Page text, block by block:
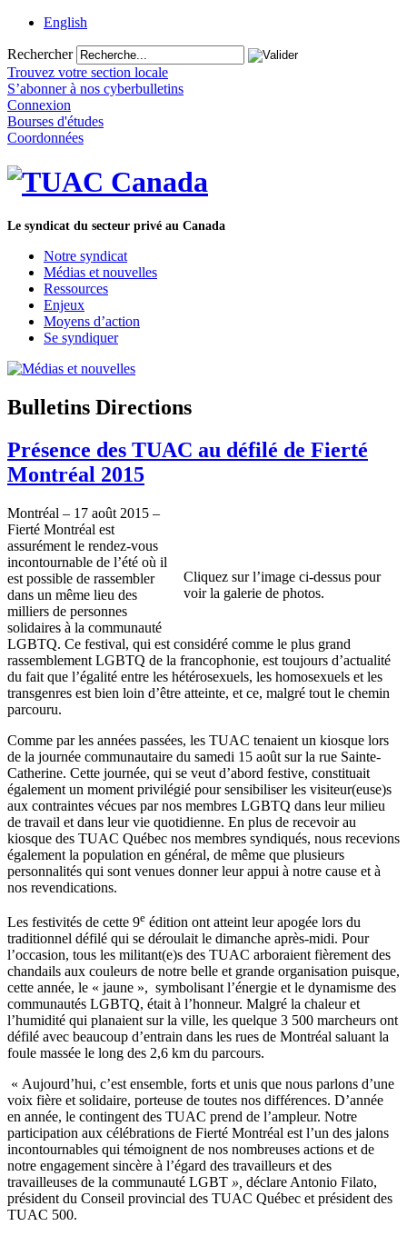
English
Rechercher
Trouvez votre section locale
S’abonner à nos cyberbulletins
Connexion
Bourses d'études
Coordonnées
Le syndicat du secteur privé au Canada
Notre syndicat
Médias et nouvelles
Ressources
Enjeux
Moyens d’action
Se syndiquer
Bulletins Directions
Présence des TUAC au défilé de Fierté
Montréal 2015
Cliquez sur l’image ci-dessus pour
voir la galerie de photos.
Montréal – 17 août 2015 –
Fierté Montréal est
assurément le rendez-vous
incontournable de l’été où il
est possible de rassembler
dans un même lieu des
milliers de personnes
solidaires à la communauté
LGBTQ. Ce festival, qui est considéré comme le plus grand
rassemblement LGBTQ de la francophonie, est toujours d’actualité
du fait que l’égalité entre les hétérosexuels, les homosexuels et les
transgenres est bien loin d’être atteinte, et ce, malgré tout le chemin
parcouru.
Comme par les années passées, les TUAC tenaient un kiosque lors
de la journée communautaire du samedi 15 août sur la rue Sainte-
Catherine. Cette journée, qui se veut d’abord festive, constituait
également un moment privilégié pour sensibiliser les visiteur(euse)s
aux contraintes vécues par nos membres LGBTQ dans leur milieu
de travail et dans leur vie quotidienne. En plus de recevoir au
kiosque des TUAC Québec nos membres syndiqués, nous recevions
également la population en général, de même que plusieurs
personnalités qui sont venues donner leur appui à notre cause et à
nos revendications.
Les festivités de cette 9e édition ont atteint leur apogée lors du
traditionnel défilé qui se déroulait le dimanche après-midi. Pour
l’occasion, tous les militant(e)s des TUAC arboraient fièrement des
chandails aux couleurs de notre belle et grande organisation puisque,
cette année, le « jaune », symbolisant l’énergie et le dynamisme des
communautés LGBTQ, était à l’honneur. Malgré la chaleur et
l’humidité qui planaient sur la ville, les quelque 3 500 marcheurs ont
défilé avec beaucoup d’entrain dans les rues de Montréal saluant la
foule massée le long des 2,6 km du parcours.
« Aujourd’hui, c’est ensemble, forts et unis que nous parlons d’une
voix fière et solidaire, porteuse de toutes nos différences. D’année
en année, le contingent des TUAC prend de l’ampleur. Notre
participation aux célébrations de Fierté Montréal est l’un des jalons
incontournables qui témoignent de nos nombreuses actions et de
notre engagement sincère à l’égard des travailleurs et des
travailleuses de la communauté LGBT », déclare Antonio Filato,
président du Conseil provincial des TUAC Québec et président des
TUAC 500.